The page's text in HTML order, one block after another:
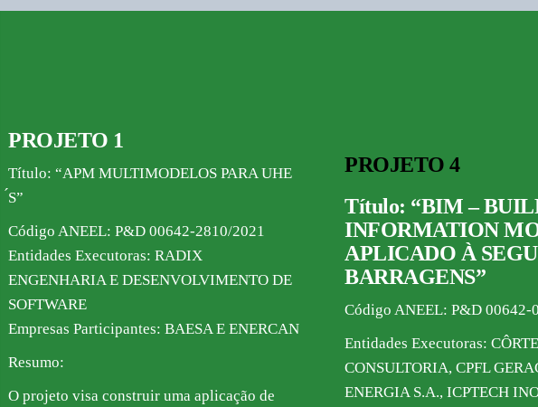
PROJETO 1
Título: “APM MULTIMODELOS PARA UHE
́S”
Código ANEEL: P&D 00642-2810/2021
Entidades Executoras: RADIX
ENGENHARIA E DESENVOLVIMENTO DE
SOFTWARE
Empresas Participantes: BAESA E ENERCAN
Resumo:
O projeto visa construir uma aplicação de
PROJETO 4
Título: “BIM –
INFORMATION
APLICADO À
BARRAGENS”
Código ANEEL: P&D 00642-
Entidades Executoras:
CONSULTORIA, CPFL
ENERGIA S.A., ICPTECH